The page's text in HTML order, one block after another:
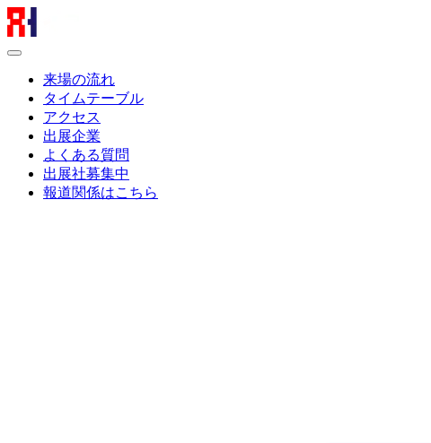
来場の流れ
タイムテーブル
アクセス
出展企業
よくある質問
出展社募集中
報道関係はこちら